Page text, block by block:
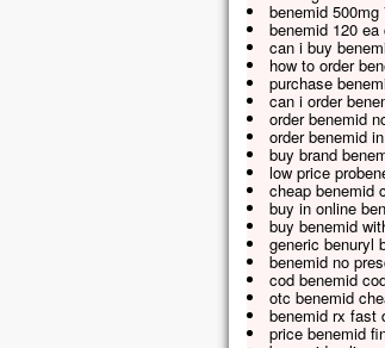
benemid
benemid 120 ea
can i buy
how to order
purchase
can i order
order benemid
order benemid
buy brand
low price
cheap benemid
buy in online
buy benemid
generic benuryl
benemid no
cod benemid
otc benemid
benemid rx fast
price benemid